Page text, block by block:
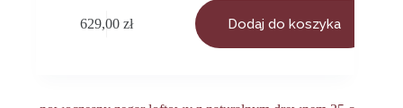
629,00zł Dodaj do koszyka